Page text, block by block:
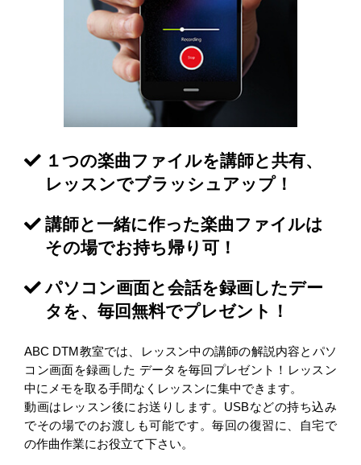
１つの楽曲ファイルを講師と共有、
レッスンでブラッシュアップ！
講師と一緒に作った楽曲ファイルは
その場でお持ち帰り可！
パソコン画面と会話を録画したデー
タを、毎回無料でプレゼント！
ABC DTM教室では、レッスン中の講師の解説内容とパソ
コン画面を録画した データを毎回プレゼント！レッスン
中にメモを取る手間なくレッスンに集中できます。
動画はレッスン後にお送りします。USBなどの持ち込み
でその場でのお渡しも可能です。毎回の復習に、自宅で
の作曲作業にお役立て下さい。